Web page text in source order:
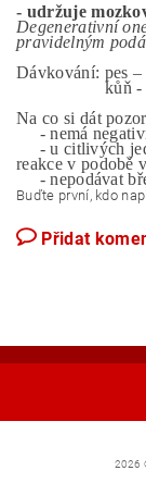
- udržuje
Degenerativní
pravidelným
Dávkování: pes –
kůň -
Na co si dát
- nemá
- u citlivých
reakce v podobě
- nepodávat
Buďte první, kdo
Přidat
2026